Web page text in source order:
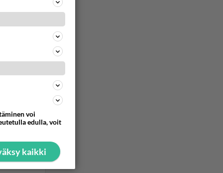
voi
edulla, voit
kaikki